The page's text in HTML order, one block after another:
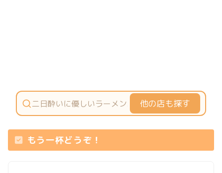
他の店も探す
もう一杯どうぞ！